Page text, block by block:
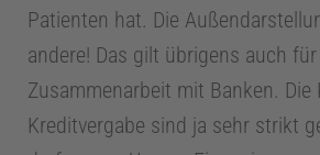
e
Z
Patienten hat. Die
andere! Das gilt übrigens auch
Zusammenarbeit mit Banken. Die
Kreditvergabe sind ja sehr strikt